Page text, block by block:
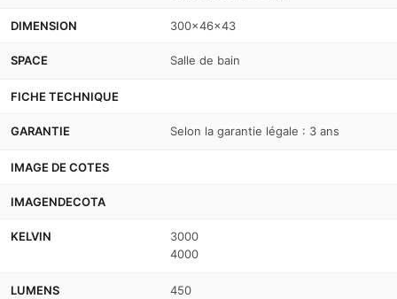
DIMENSION 300x46x43
SPACE Salle de bain
FICHE TECHNIQUE
GARANTIE Selon la garantie légale : 3 ans
IMAGE DE COTES
IMAGENDECOTA
KELVIN
3000
4000
LUMENS 450